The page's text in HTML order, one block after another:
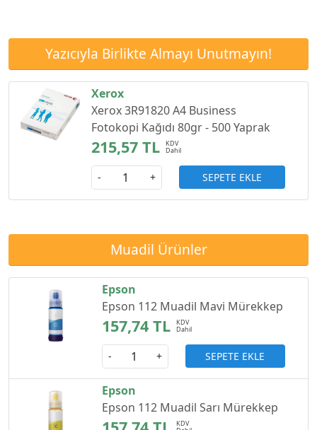
Yazıcıyla Birlikte Almayı Unutmayın!
Xerox
Xerox 3R91820 A4 Business
Fotokopi Kağıdı 80gr - 500 Yaprak
215,57 TL
- + SEPETE EKLE
Muadil Ürünler
Epson
Epson 112 Muadil Mavi Mürekkep
157,74 TL
- + SEPETE EKLE
Epson
Epson 112 Muadil Sarı Mürekkep